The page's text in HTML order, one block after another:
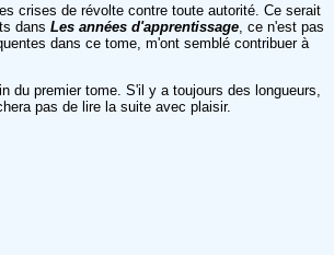
crises de révolte contre toute autorité. Ce serait
dans Les années d'apprentissage , ce n'est pas
dans ce tome, m'ont semblé contribuer à
du premier tome. S'il y a toujours des longueurs,
pas de lire la suite avec plaisir.